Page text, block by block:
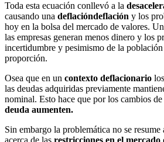
Toda esta ecuación conllevó a la
causando una deflacióndeflación y los
hoy en la bolsa del mercado de valores.
las empresas generan menos dinero y los
incertidumbre y pesimismo de la
proporción.
Osea que en un contexto deflacionario
las deudas adquiridas previamente
nominal. Esto hace que por los cambios
deuda aumenten.
Sin embargo la problemática no se